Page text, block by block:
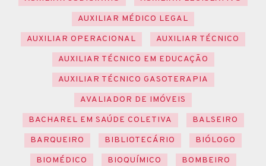
AUXILIAR MÉDICO LEGAL
AUXILIAR OPERACIONAL
AUXILIAR TÉCNICO
AUXILIAR TÉCNICO EM EDUCAÇÃO
AUXILIAR TÉCNICO GASOTERAPIA
AVALIADOR DE IMÓVEIS
BACHAREL EM SAÚDE COLETIVA
BALSEIRO
BARQUEIRO
BIBLIOTECÁRIO
BIÓLOGO
BIOMÉDICO
BIOQUÍMICO
BOMBEIRO